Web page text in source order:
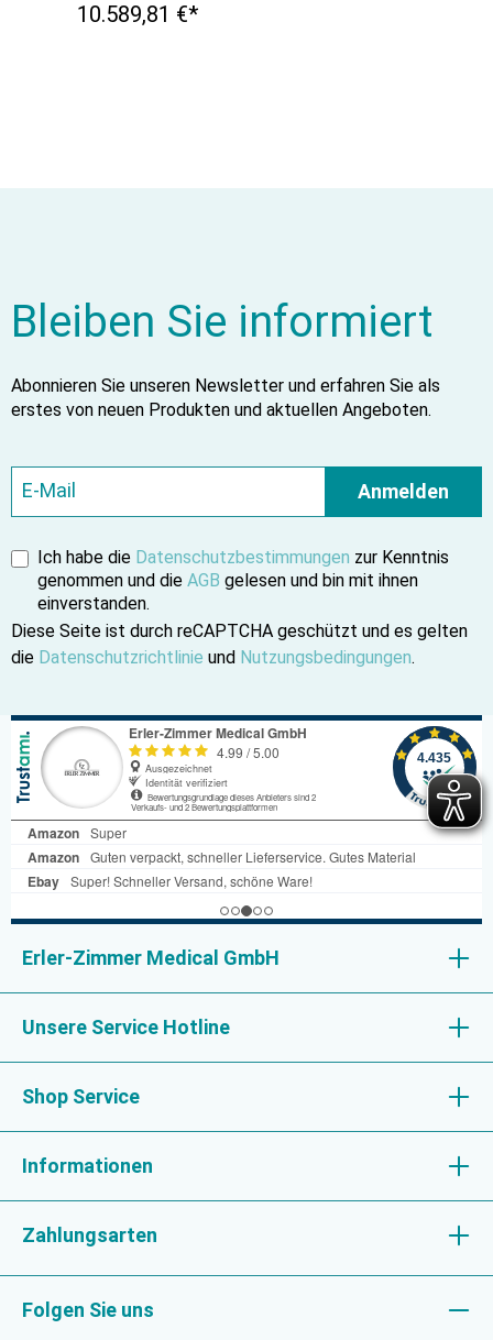
10.589,81 €*
Bleiben Sie informiert
Abonnieren Sie unseren Newsletter und erfahren Sie als
erstes von neuen Produkten und aktuellen Angeboten.
Anmelden
Ich habe die Datenschutzbestimmungen zur Kenntnis
genommen und die AGB gelesen und bin mit ihnen
einverstanden.
Diese Seite ist durch reCAPTCHA geschützt und es gelten
die Datenschutzrichtlinie und Nutzungsbedingungen.
Erler-Zimmer Medical GmbH
Unsere Service Hotline
Shop Service
Informationen
Zahlungsarten
Folgen Sie uns